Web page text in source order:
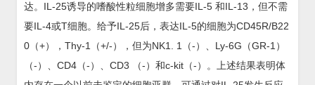
达。IL-25诱导的嗜酸性粒细胞增多需要IL-5 和IL-13，但不需
要IL-4或T细胞。给予IL-25后，表达IL-5的细胞为CD45R/B22
0（+），Thy-1（+/-），但为NK1. 1（-）、Ly-6G（GR-1）
（-）、CD4（-）、CD3 （-）和c-kit（-）。上述结果表明体